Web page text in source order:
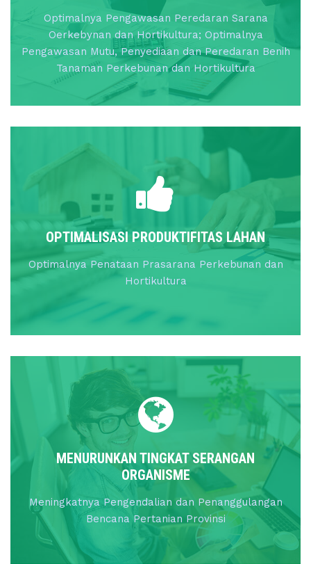
Optimalnya Pengawasan Peredaran Sarana
Oerkebynan dan Hortikultura; Optimalnya
Pengawasan Mutu, Penyediaan dan Peredaran Benih
Tanaman Perkebunan dan Hortikultura
OPTIMALISASI PRODUKTIFITAS LAHAN
Optimalnya Penataan Prasarana Perkebunan dan
Hortikultura
MENURUNKAN TINGKAT SERANGAN
ORGANISME
Meningkatnya Pengendalian dan Penanggulangan
Bencana Pertanian Provinsi